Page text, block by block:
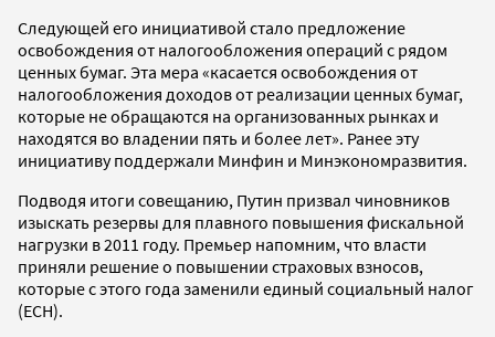
Следующей его инициативой стало предложение
освобождения от налогообложения операций с рядом
ценных бумаг. Эта мера «касается освобождения от
налогообложения доходов от реализации ценных бумаг,
которые не обращаются на организованных рынках и
находятся во владении пять и более лет». Ранее эту
инициативу поддержали Минфин и Минэкономразвития.
Подводя итоги совещанию, Путин призвал чиновников
изыскать резервы для плавного повышения фискальной
нагрузки в 2011 году. Премьер напомним, что власти
приняли решение о повышении страховых взносов,
которые с этого года заменили единый социальный налог
(ЕСН).